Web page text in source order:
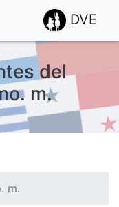
DVE
del
m.
m.